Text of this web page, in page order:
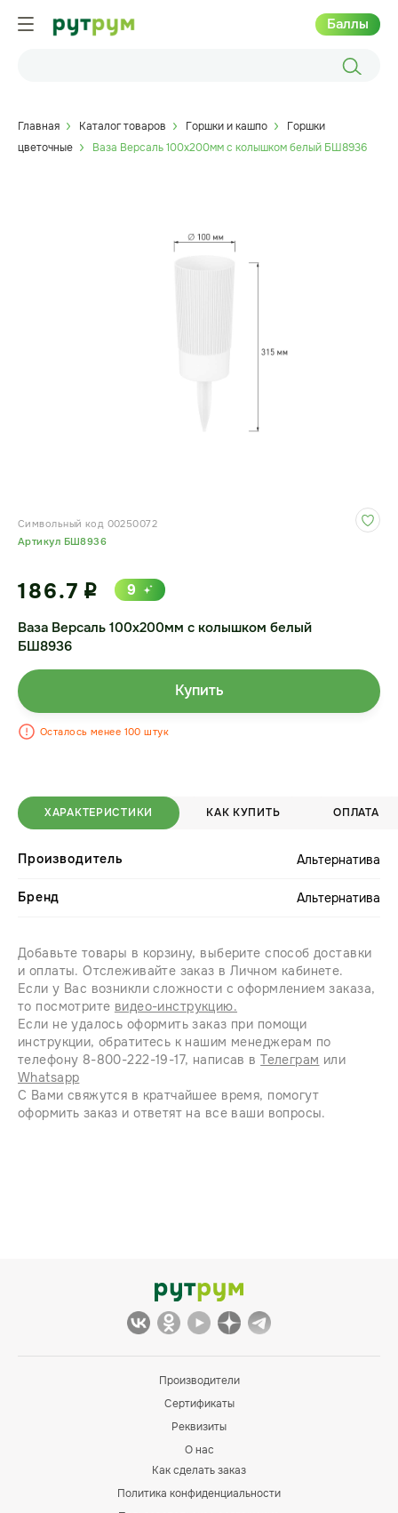
Баллы
Главная Каталог товаров Горшки и кашпо
Горшки
цветочные
Ваза Версаль 100х200мм с колышком белый БШ8936
ХАРАКТЕРИСТИКИ КАК КУПИТЬ ОПЛАТА
Производитель Альтернатива
Бренд Альтернатива
Добавьте товары в корзину, выберите способ доставки
и оплаты. Отслеживайте заказ в Личном кабинете.
Если у Вас возникли сложности с оформлением заказа,
то посмотрите видео-инструкцию.
Если не удалось оформить заказ при помощи
инструкции, обратитесь к нашим менеджерам по
телефону 8-800-222-19-17, написав вТелеграм или
Whatsapp
С Вами свяжутся в кратчайшее время, помогут
оформить заказ и ответят на все ваши вопросы.
Символьный код 00250072
Артикул БШ8936
Ваза Версаль 100х200мм с колышком белый
БШ8936
186.7 i 9
Купить
Осталось менее 100 штук
Производители
Сертификаты
Реквизиты
О нас
Как сделать заказ
Политика конфиденциальности